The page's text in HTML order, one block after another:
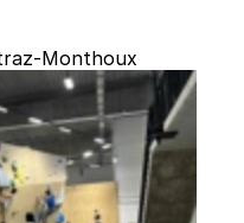
Monthoux